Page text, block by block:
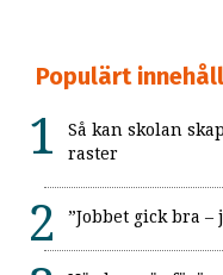
Populärt
Så kan skolan
raster
”Jobbet gick bra